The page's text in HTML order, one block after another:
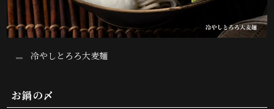
冷やしとろろ大麦麺
お鍋の〆